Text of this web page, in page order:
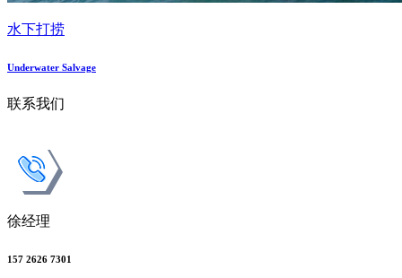
水下打捞
Underwater Salvage
联系我们
徐经理
157 2626 7301